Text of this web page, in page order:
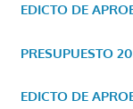
EDICTO DE
PRESUPUESTO
EDICTO DE